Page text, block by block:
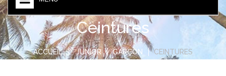
Ceintures
ACCUEIL JUNIOR GARÇON CEINTURES